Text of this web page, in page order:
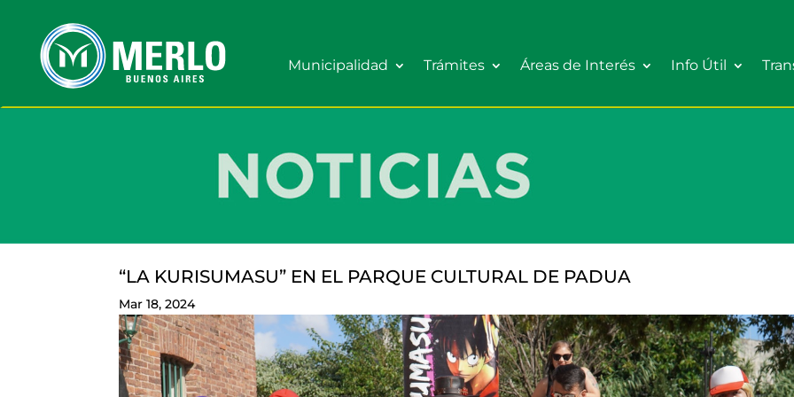
Municipalidad Trámites Áreas de Interés Info Útil
“LA KURISUMASU” EN EL PARQUE CULTURAL DE PADUA
Mar 18, 2024